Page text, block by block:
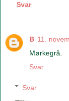
Svar
B 11.
Mørkegrå.
Svar
Svar